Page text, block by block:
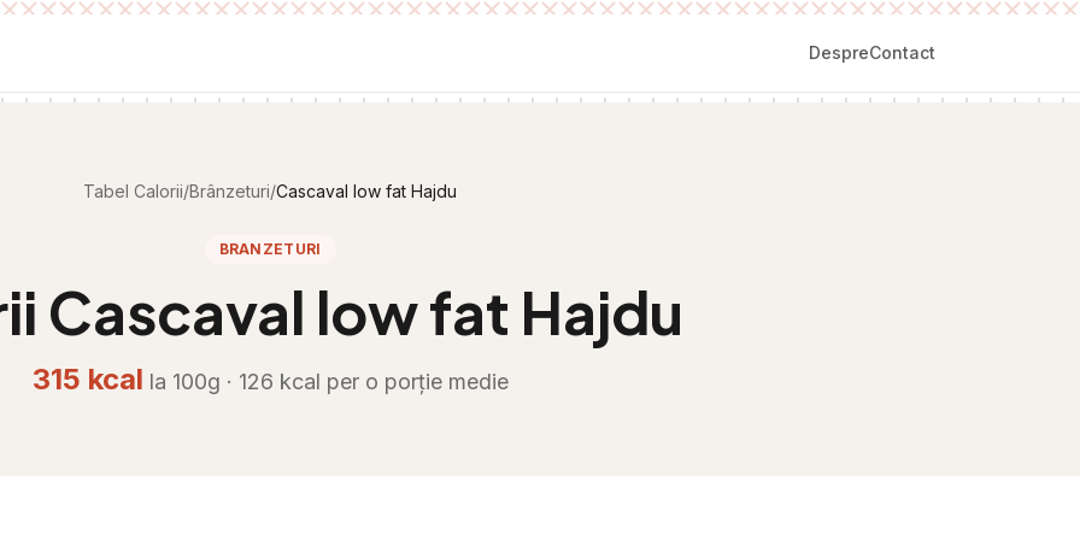
DespreContact
Tabel Calorii/Brânzeturi/Cascaval low fat Hajdu
BRANZETURI
Cascaval low fat Hajdu
315 kcal la 100g · 126 kcal per o porție medie